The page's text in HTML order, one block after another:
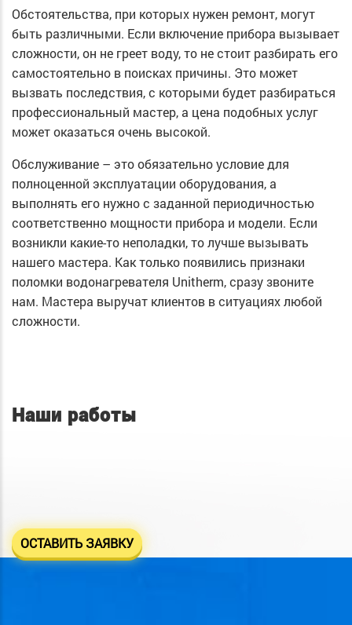
Обстоятельства, при которых нужен ремонт, могут
быть различными. Если включение прибора вызывает
сложности, он не греет воду, то не стоит разбирать его
самостоятельно в поисках причины. Это может
вызвать последствия, с которыми будет разбираться
профессиональный мастер, а цена подобных услуг
может оказаться очень высокой.
Обслуживание – это обязательно условие для
полноценной эксплуатации оборудования, а
выполнять его нужно с заданной периодичностью
соответственно мощности прибора и модели. Если
возникли какие-то неполадки, то лучше вызывать
нашего мастера. Как только появились признаки
поломки водонагревателя Unitherm, сразу звоните
нам. Мастера выручат клиентов в ситуациях любой
сложности.
Наши работы
ОСТАВИТЬ ЗАЯВКУ